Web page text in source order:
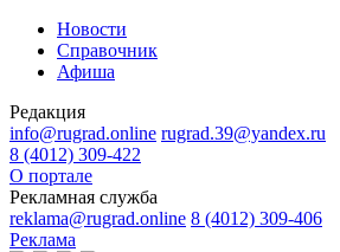
Новости
Справочник
Афиша
Редакция
info@rugrad.online rugrad.39@yandex.ru
8 (4012) 309-422
О портале
Рекламная служба
reklama@rugrad.online 8 (4012) 309-406
Реклама